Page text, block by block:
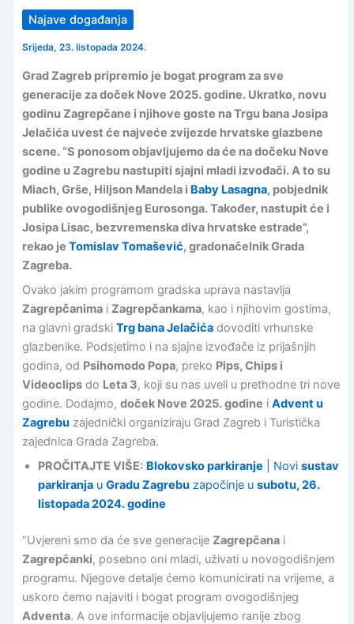
Najave događanja
Srijeda, 23. listopada 2024.
Grad Zagreb pripremio je bogat program za sve
generacije za doček Nove 2025. godine. Ukratko, novu
godinu Zagrepčane i njihove goste na Trgu bana Josipa
Jelačića uvest će najveće zvijezde hrvatske glazbene
scene. “S ponosom objavljujemo da će na dočeku Nove
godine u Zagrebu nastupiti sjajni mladi izvođači. A to su
Miach, Grše, Hiljson Mandela i Baby Lasagna, pobjednik
publike ovogodišnjeg Eurosonga. Također, nastupit će i
Josipa Lisac, bezvremenska diva hrvatske estrade”,
rekao je Tomislav Tomašević, gradonačelnik Grada
Zagreba.
Ovako jakim programom gradska uprava nastavlja
Zagrepčanimai Zagrepčankama, kao i njihovim gostima,
na glavni gradski Trg bana Jelačićadovoditi vrhunske
glazbenike. Podsjetimo i na sjajne izvođače iz prijašnjih
godina, od Psihomodo Popa, preko Pips, Chips i
Videoclipsdo Leta 3, koji su nas uveli u prethodne tri nove
godine. Dodajmo, doček Nove 2025. godine i Advent u
Zagrebuzajednički organiziraju Grad Zagreb i Turistička
zajednica Grada Zagreba.
PROČITAJTE VIŠE: Blokovsko parkiranje | Novi sustav
parkiranjau Gradu Zagrebuzapočinje u subotu, 26.
listopada 2024. godine
“Uvjereni smo da će sve generacije Zagrepčanai
Zagrepčanki, posebno oni mladi, uživati u novogodišnjem
programu. Njegove detalje ćemo komunicirati na vrijeme, a
uskoro ćemo najaviti i bogat program ovogodišnjeg
Adventa. A ove informacije objavljujemo ranije zbog